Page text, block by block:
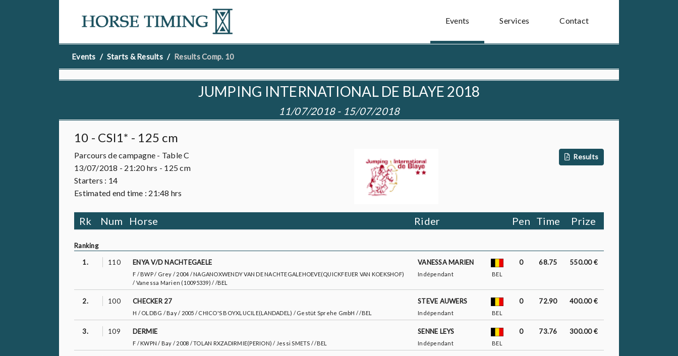
Events Services Contact
Events Starts & Results Results Comp. 10
JUMPING INTERNATIONAL DE BLAYE 2018
11/07/2018 - 15/07/2018
10 - CSI1* - 125 cm
Parcours de campagne - Table C
13/07/2018 - 21:20 hrs - 125 cm
Starters : 14
Estimated end time : 21:48 hrs
Results
Rk Num Horse Rider Pen Time Prize
Ranking
1. 110 ENYA V/D NACHTEGAELE VANESSA MARIEN 0 68.75 550.00 €
F / BWP / Grey / 2004 / NAGANOXWENDY VAN DE NACHTEGALEHOEVE(QUICKFEUER VAN KOEKSHOF)
/ Vanessa Marien (10095339) / /BEL
Indépendant BEL
2. 100 CHECKER 27 STEVE AUWERS 0 72.90 400.00 €
H / OLDBG / Bay / 2005 / CHICO'S BOYXLUCILE(LANDADEL) / Gestüt Sprehe GmbH / /BEL Indépendant BEL
3. 109 DERMIE SENNE LEYS 0 73.76 300.00 €
F / KWPN / Bay / 2008 / TOLAN RXZADIRMIE(PERION) / Jessi SMETS / /BEL Indépendant BEL